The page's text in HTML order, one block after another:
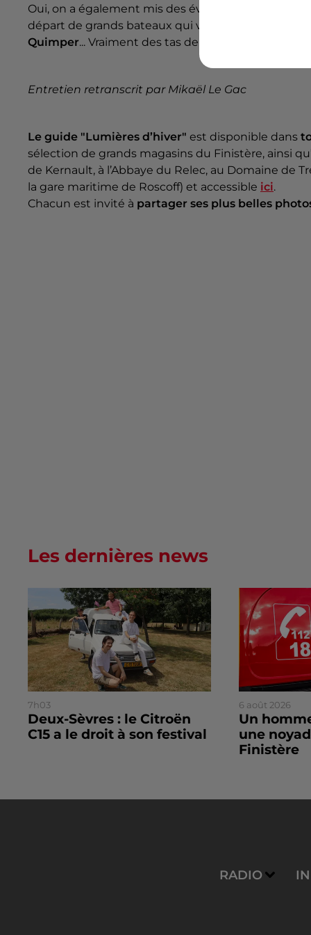
Oui, on a également mis des évènements. On a
départ de grands bateaux qui va être fantastique,
Quimper... Vraiment des tas de choses à découvrir
Entretien retranscrit par Mikaël Le Gac
Le guide "Lumières d’hiver" est disponible dans
sélection de grands magasins du Finistère, ainsi
de Kernault, à l’Abbaye du Relec, au Domaine de
la gare maritime de Roscoff) et accessible ici.
Chacun est invité à partager ses plus belles
Les dernières news
7h03
Deux-Sèvres : le Citroën
C15 a le droit à son festival
6 août 2026
Un
une
Finistère
RADIO